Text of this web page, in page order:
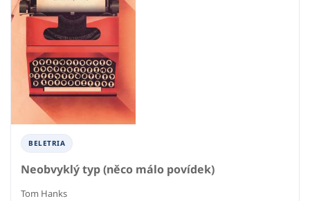
BELETRIA
Neobvyklý typ (něco málo povídek)
Tom Hanks